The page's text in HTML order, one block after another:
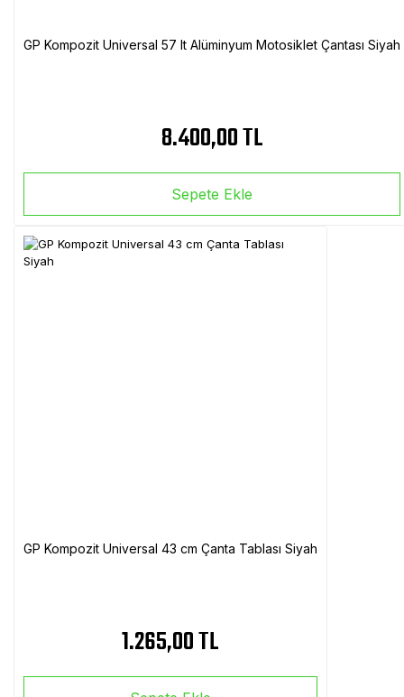
GP Kompozit Universal 57 lt Alüminyum Motosiklet Çantası Siyah
8.400,00 TL
Sepete Ekle
GP Kompozit Universal 43 cm Çanta Tablası Siyah
1.265,00 TL